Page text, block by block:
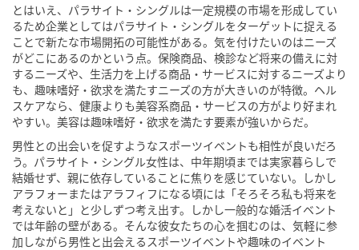
とはいえ、パラサイト・シングルは一定規模の市場を形成してい
るため企業としてはパラサイト・シングルをターゲットに捉える
ことで新たな市場開拓の可能性がある。気を付けたいのはニーズ
がどこにあるのかという点。保険商品、検診など将来の備えに対
するニーズや、生活力を上げる商品・サービスに対するニーズより
も、趣味嗜好・欲求を満たすニーズの方が大きいのが特徴。ヘル
スケアなら、健康よりも美容系商品・サービスの方がより好まれ
やすい。美容は趣味嗜好・欲求を満たす要素が強いからだ。
男性との出会いを促すようなスポーツイベントも相性が良いだろ
う。パラサイト・シングル女性は、中年期頃までは実家暮らしで
結婚せず、親に依存していることに焦りを感じていない。しかし
アラフォーまたはアラフィフになる頃には「そろそろ私も将来を
考えないと」と少しずつ考え出す。しかし一般的な婚活イベント
では年齢の壁がある。そんな彼女たちの心を掴むのは、気軽に参
加しながら男性と出会えるスポーツイベントや趣味のイベント